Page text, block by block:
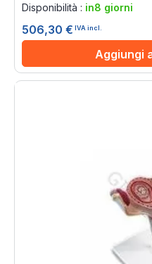
Disponibilità : in8 giorni
506,30 € IVA incl.
Aggiungi